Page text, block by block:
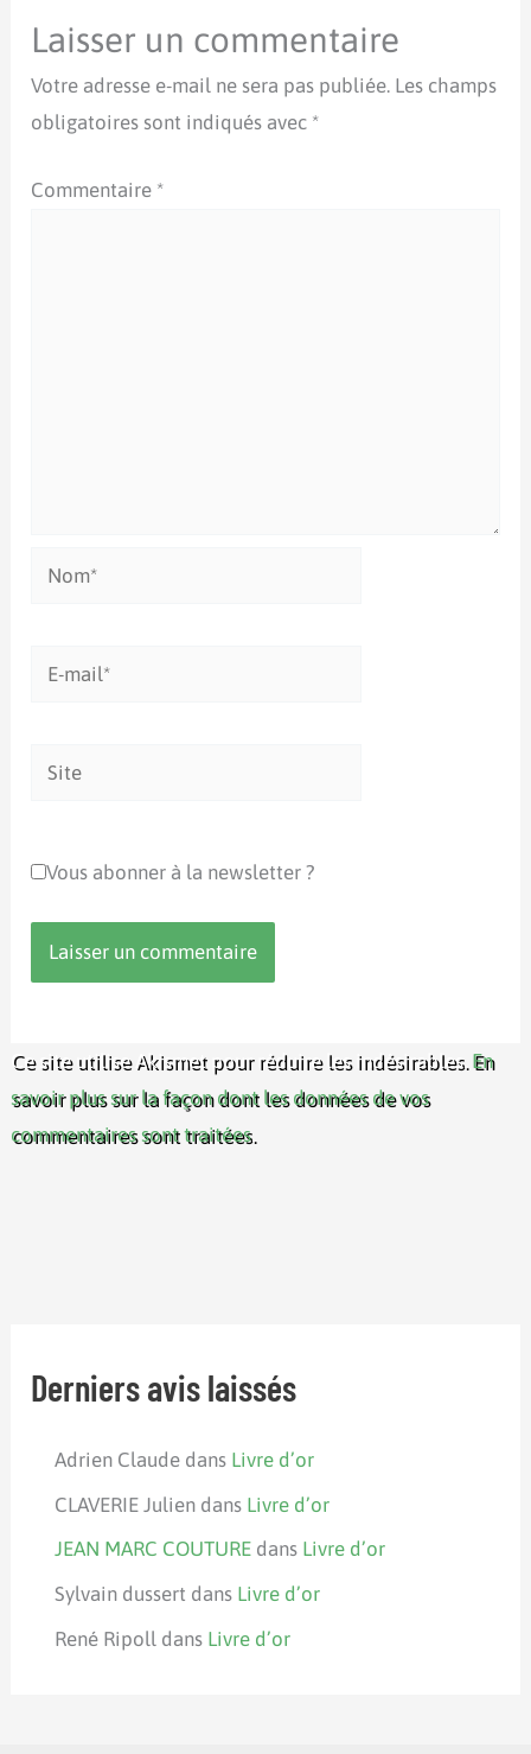
Laisser un commentaire
Votre adresse e-mail ne sera pas publiée. Les champs
obligatoires sont indiqués avec *
Commentaire *
Nom*
Site
Vous abonner à la newsletter ?
Ce site utilise Akismet pour réduire les indésirables. En
savoir plus sur la façon dont les données de vos
commentaires sont traitées.
Derniers avis laissés
Adrien Claude dans Livre d’or
CLAVERIE Julien dans Livre d’or
JEAN MARC COUTURE dans Livre d’or
Sylvain dussert dans Livre d’or
René Ripoll dans Livre d’or